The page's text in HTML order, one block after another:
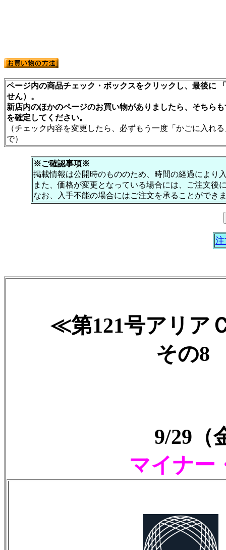
ページ内の商品チェック・ボックスをクリックし、最後に
せん）。
新店内のほかのページのお買い物がありましたら、そちら
を確定してください。
（チェック内容を変更したら、必ずもう一度「かごに入れ
で）
※ご確認事項※
掲載情報は公開時のもののため、時間の経過により
また、価格が変更となっている場合には、ご注文後
なお、入手不能の場合にはご注文を承ることができ
≪第121号アリア
その8
9/29（
マイナー